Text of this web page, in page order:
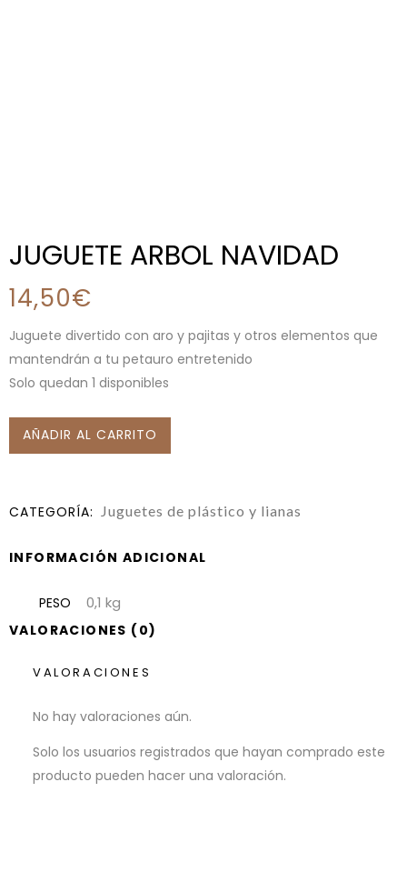
JUGUETE ARBOL NAVIDAD
14,50€
Juguete divertido con aro y pajitas y otros elementos que
mantendrán a tu petauro entretenido
Solo quedan 1 disponibles
AÑADIR AL CARRITO
CATEGORÍA: Juguetes de plástico y lianas
INFORMACIÓN ADICIONAL
PESO 0,1 kg
VALORACIONES (0)
VALORACIONES
No hay valoraciones aún.
Solo los usuarios registrados que hayan comprado este
producto pueden hacer una valoración.